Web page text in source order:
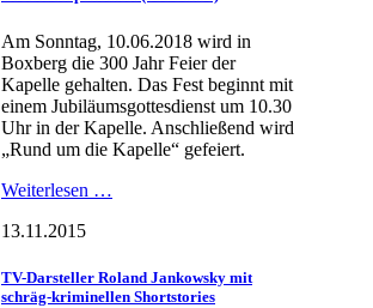
Am Sonntag, 10.06.2018 wird in
Boxberg die 300 Jahr Feier der
Kapelle gehalten. Das Fest beginnt mit
einem Jubiläumsgottesdienst um 10.30
Uhr in der Kapelle. Anschließend wird
„Rund um die Kapelle“ gefeiert.
Weiterlesen …
13.11.2015
TV-Darsteller Roland Jankowsky mit
schräg-kriminellen Shortstories